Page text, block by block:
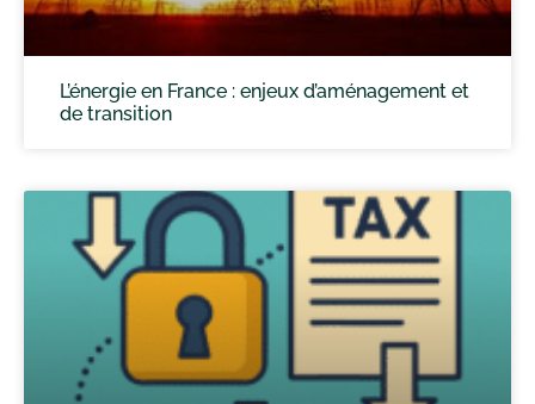
L’énergie en France : enjeux d’aménagement et
de transition